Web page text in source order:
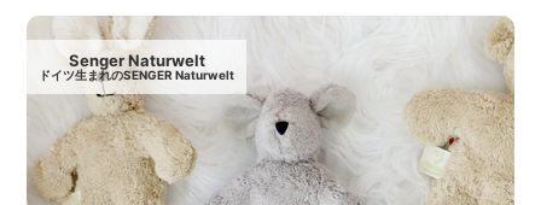
Senger Naturwelt
ドイツ生まれのSENGER Naturwelt